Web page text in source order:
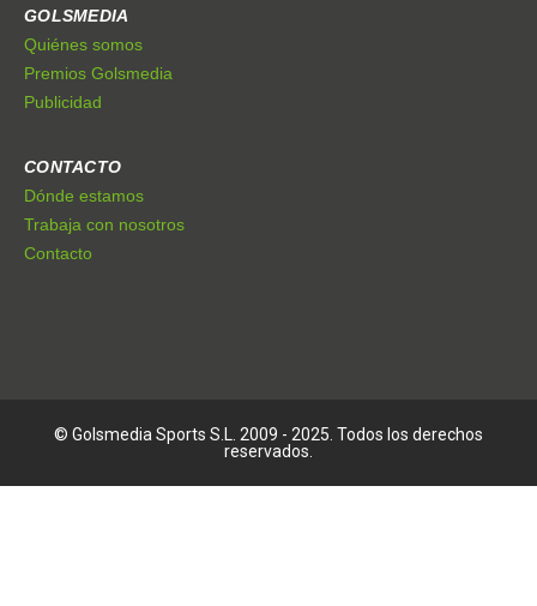
GOLSMEDIA
Quiénes somos
Premios Golsmedia
Publicidad
CONTACTO
Dónde estamos
Trabaja con nosotros
Contacto
© Golsmedia Sports S.L. 2009 - 2025. Todos los derechos
reservados.